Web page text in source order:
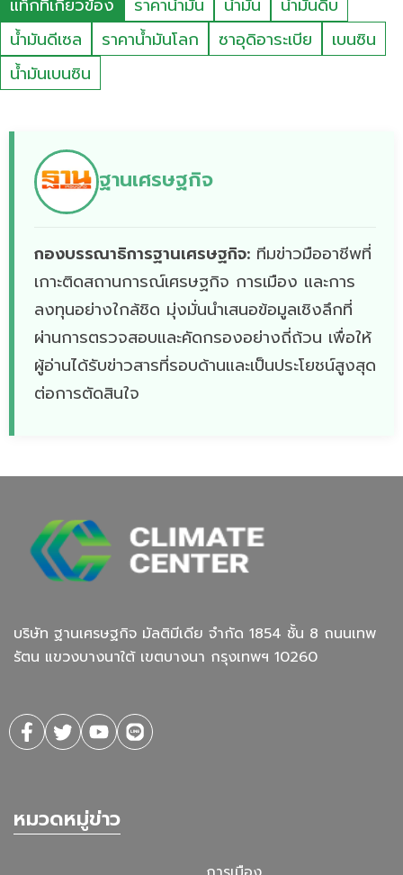
แท็กที่เกี่ยวข้อง ราคาน้ำมัน น้ำมัน
น้ำมันดิบ
น้ำมันดีเซล
ราคาน้ำมันโลก ซาอุดิอาระเบีย
เบนซิน
น้ำมันเบนซิน
ฐานเศรษฐกิจ
กองบรรณาธิการฐานเศรษฐกิจ: ทีมข่าวมืออาชีพที่
เกาะติดสถานการณ์เศรษฐกิจ การเมือง และการ
ลงทุนอย่างใกล้ชิด มุ่งมั่นนำเสนอข้อมูลเชิงลึกที่
ผ่านการตรวจสอบและคัดกรองอย่างถี่ถ้วน เพื่อให้
ผู้อ่านได้รับข่าวสารที่รอบด้านและเป็นประโยชน์สูงสุด
ต่อการตัดสินใจ
บริษัท ฐานเศรษฐกิจ มัลติมีเดีย จํากัด 1854 ชั้น 8 ถนนเทพ
รัตน แขวงบางนาใต้ เขตบางนา กรุงเทพฯ 10260
หมวดหมู่ข่าว